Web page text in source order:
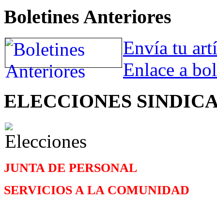
Boletines Anteriores
Envía tu
Enlace a
ELECCIONES
JUNTA DE PERSONAL
SERVICIOS A LA COMUNIDAD